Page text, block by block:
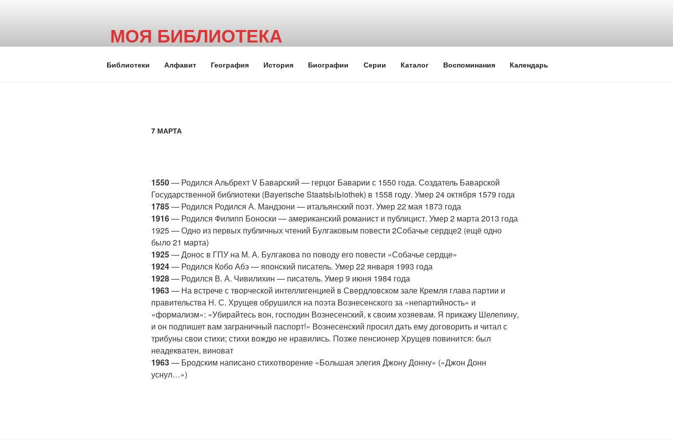
МОЯ БИБЛИОТЕКА
Библиотеки Алфавит География История Биографии Серии Каталог Воспоминания Календарь
7 МАРТА
1550— Родился Альбрехт V Баварский — герцог Баварии с 1550 года. Создатель Баварской
Государственной­ библиотеки (Bayerische StaatsЬiЬiothek) в 1558 году. Умер 24 октября 1579 года
1785— Родился Родился А. Мандзони — итальянский поэт. Умер 22 мая 1873 года
1916— Родился Филипп Боноски — американский романист и публицист. Умер 2 марта 2013 года
1925 — Одно из первых публичных чтений Булгаковым повести 2Собачье сердце2 (ещё одно
было 21 марта)
1925— Донос в ГПУ на М. А. Булгакова по поводу его повести «Собачье сердце»
1924— Родился Кобо Абэ — японский писатель. Умер 22 января 1993 года
1928— Родился В. А. Чивилихин — писатель. Умер 9 июня 1984 года
1963— На встрече с творческой интеллигенцией в Свердловском зале Кремля глава партии и
правительства Н. С. Хрущев обрушился на поэта Вознесенского за «непартийность» и
«формализм»: «Убирайтесь вон, господин Вознесенский, к своим хозяевам. Я прикажу Шелепину,
и он подпишет вам заграничный паспорт!» Вознесенский просил дать ему договорить и читал с
трибуны свои стихи; стихи вождю не нравились. Позже пенсионер Хрущев повинится: был
неадекватен, виноват
1963— Бродским написано стихотворение «Большая элегия Джону Донну» («Джон Донн
уснул…»)